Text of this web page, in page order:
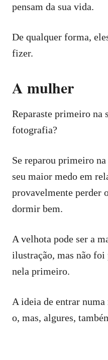
pensam da sua vida.
De qualquer forma,
fizer.
A mulher
Reparaste primeiro na
fotografia?
Se reparou primeiro
seu maior medo em
provavelmente perder
dormir bem.
A velhota pode ser a
ilustração, mas não foi
nela primeiro.
A ideia de entrar
o, mas, algures,